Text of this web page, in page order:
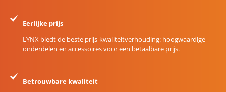
Eerlijke prijs
LYNX biedt de beste prijs-kwaliteitverhouding: hoogwaardige
onderdelen en accessoires voor een betaalbare prijs.
Betrouwbare kwaliteit